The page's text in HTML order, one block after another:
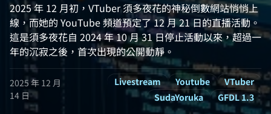
2025 年 12 月初，VTuber 須多夜花的神秘倒數網站悄悄上
線，而她的 YouTube 頻道預定了 12 月 21 日的直播活動。
這是須多夜花自 2024 年 10 月 31 日停止活動以來，超過一
年的沉寂之後，首次出現的公開動靜。
2025 年 12 月
14 日
Livestream Youtube
VTuber
SudaYoruka
GFDL 1.3